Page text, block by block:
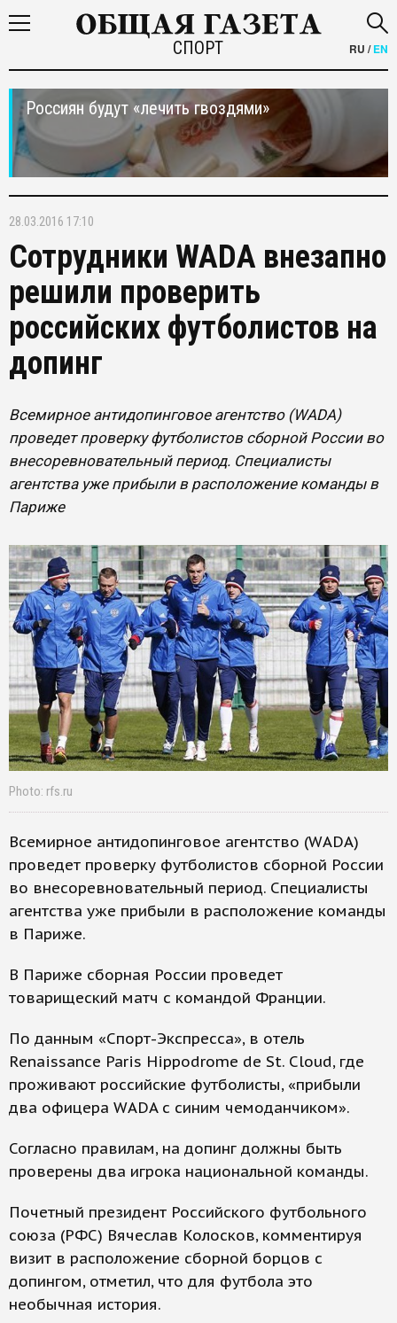
СПОРТ RU /EN
Россиян будут «лечить гвоздями»
28.03.2016 17:10
Сотрудники WADA внезапно
решили проверить
российских футболистов на
допинг
Всемирное антидопинговое агентство (WADA)
проведет проверку футболистов сборной России во
внесоревновательный период. Специалисты
агентства уже прибыли в расположение команды в
Париже
Photo: rfs.ru
Всемирное антидопинговое агентство (WADA)
проведет проверку футболистов сборной России
во внесоревновательный период. Специалисты
агентства уже прибыли в расположение команды
в Париже.
В Париже сборная России проведет
товарищеский матч с командой Франции.
По данным «Спорт-Экспресса», в отель
Renaissance Paris Hippodrome de St. Cloud, где
проживают российские футболисты, «прибыли
два офицера WADA с синим чемоданчиком».
Согласно правилам, на допинг должны быть
проверены два игрока национальной команды.
Почетный президент Российского футбольного
союза (РФС) Вячеслав Колосков, комментируя
визит в расположение сборной борцов с
допингом, отметил, что для футбола это
необычная история.